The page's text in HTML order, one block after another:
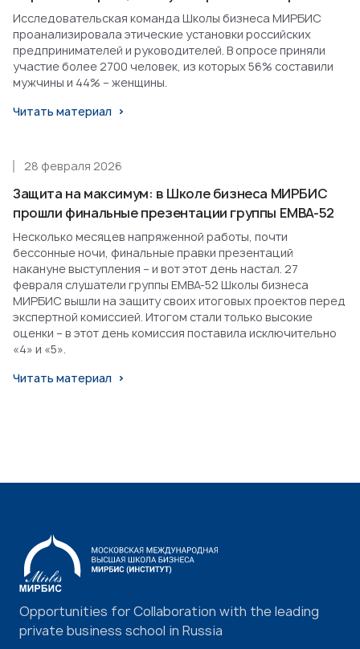
Исследовательская команда Школы бизнеса МИРБИС
проанализировала этические установки российских
предпринимателей и руководителей. В опросе приняли
участие более 2700 человек, из которых 56% составили
мужчины и 44% – женщины.
Читать материал
Защита на максимум: в Школе бизнеса МИРБИС
прошли финальные презентации группы EMBA-52
28 февраля 2026
Несколько месяцев напряженной работы, почти
бессонные ночи, финальные правки презентаций
накануне выступления – и вот этот день настал. 27
февраля слушатели группы EMBA-52 Школы бизнеса
МИРБИС вышли на защиту своих итоговых проектов перед
экспертной комиссией. Итогом стали только высокие
оценки – в этот день комиссия поставила исключительно
«4» и «5».
Читать материал
Opportunities for Collaboration with the leading
private business school in Russia